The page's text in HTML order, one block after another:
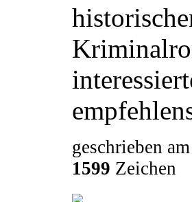
geschrieben
1599 Zeichen